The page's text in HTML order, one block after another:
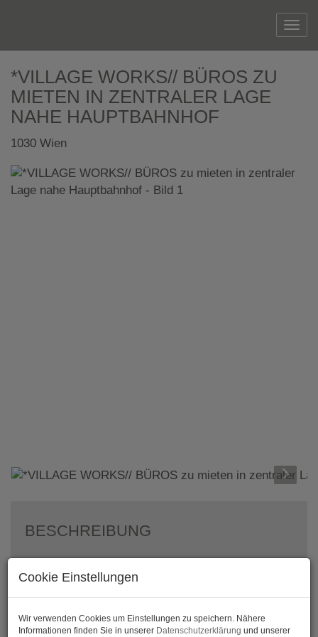
*VILLAGE WORKS// BÜROS ZU
MIETEN IN ZENTRALER LAGE
NAHE HAUPTBAHNHOF
1030 Wien
BESCHREIBUNG
zentraler Lage nahe Hauptbahnhof
attraktive Möglichkeit, Büroräume im Erstbezug
Cookie Einstellungen
Wir verwenden Cookies um Einstellungen zu speichern. Nähere
Informationen finden Sie in unserer Datenschutzerklärung und unserer